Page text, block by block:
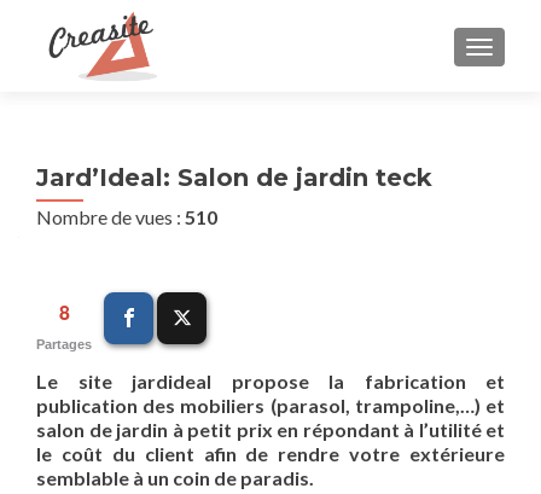
Jard’Ideal: Salon de jardin teck
Nombre de vues : 510
8
Partages
Le site jardideal propose la fabrication et
publication des mobiliers (parasol, trampoline,…) et
salon de jardin à petit prix en répondant à l’utilité et
le coût du client afin de rendre votre extérieure
semblable à un coin de paradis.